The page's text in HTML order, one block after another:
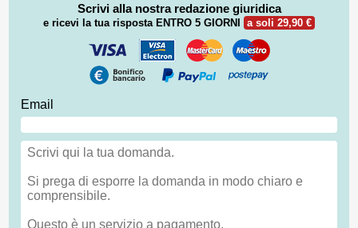
Scrivi alla nostra redazione giuridica
e ricevi la tua risposta ENTRO 5 GIORNI a soli 29,90 €
Email